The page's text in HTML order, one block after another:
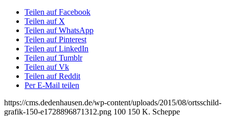
Teilen auf Facebook
Teilen auf X
Teilen auf WhatsApp
Teilen auf Pinterest
Teilen auf LinkedIn
Teilen auf Tumblr
Teilen auf Vk
Teilen auf Reddit
Per E-Mail teilen
https://cms.dedenhausen.de/wp-content/uploads/2015/08/ortsschild-
grafik-150-e1728896871312.png 100 150 K. Scheppe